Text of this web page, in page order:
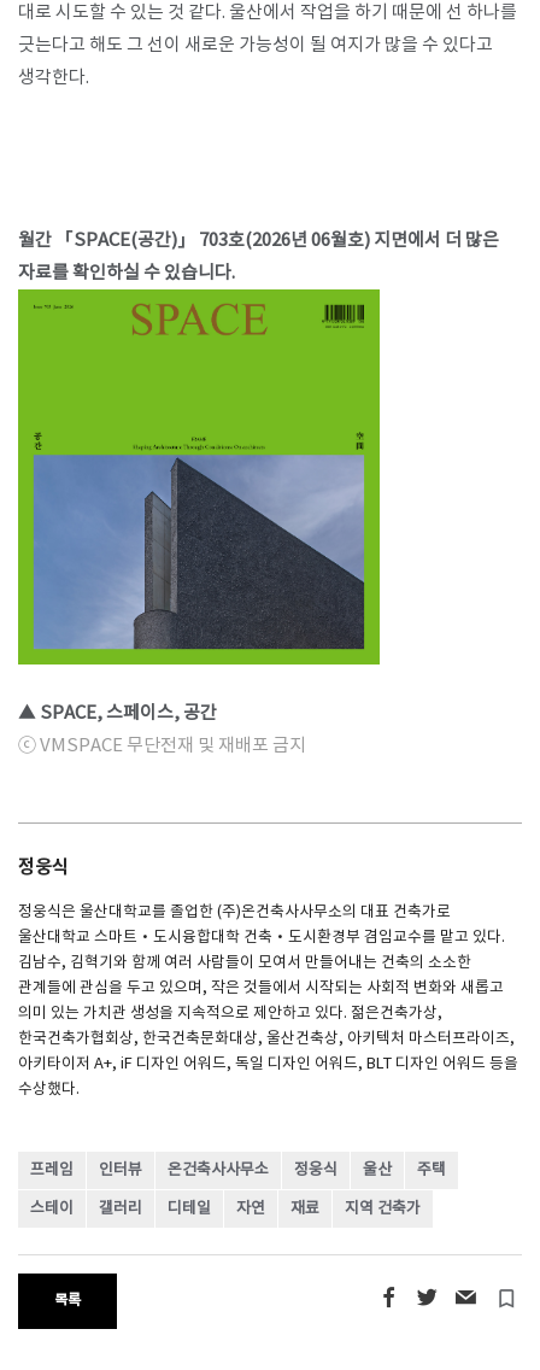
대로 시도할 수 있는 것 같다. 울산에서 작업을 하기 때문에 선 하나를
긋는다고 해도 그 선이 새로운 가능성이 될 여지가 많을 수 있다고
생각한다.
월간 「SPACE(공간)」 703호(2026년 06월호) 지면에서 더 많은
자료를 확인하실 수 있습니다.
▲ SPACE, 스페이스, 공간
ⓒ VMSPACE 무단전재 및 재배포 금지
정웅식
정웅식은 울산대학교를 졸업한 (주)온건축사사무소의 대표 건축가로
울산대학교 스마트·도시융합대학 건축·도시환경부 겸임교수를 맡고 있다.
김남수, 김혁기와 함께 여러 사람들이 모여서 만들어내는 건축의 소소한
관계들에 관심을 두고 있으며, 작은 것들에서 시작되는 사회적 변화와 새롭고
의미 있는 가치관 생성을 지속적으로 제안하고 있다. 젊은건축가상,
한국건축가협회상, 한국건축문화대상, 울산건축상, 아키텍처 마스터프라이즈,
아키타이저 A+, iF 디자인 어워드, 독일 디자인 어워드, BLT 디자인 어워드 등을
수상했다.
프레임 인터뷰 온건축사사무소 정웅식 울산 주택
스테이 갤러리 디테일 자연 재료 지역 건축가
목록 turned_in_not